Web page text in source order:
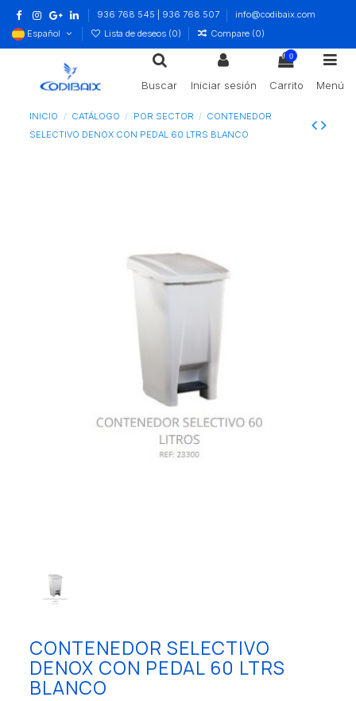
936 768 545 | 936 768 507
info@codibaix.com
Español
Lista de deseos (0) Compare (0)
Buscar Iniciar sesión
0
Carrito Menú
INICIO CATÁLOGO POR SECTOR
CONTENEDOR
SELECTIVO DENOX CON PEDAL 60 LTRS BLANCO
CONTENEDOR SELECTIVO
DENOX CON PEDAL 60 LTRS
BLANCO